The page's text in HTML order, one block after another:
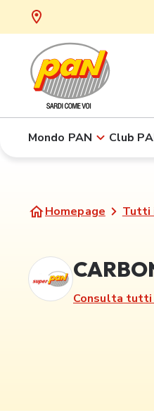
Mondo PAN Club
Homepage Tutti
Consulta tutti